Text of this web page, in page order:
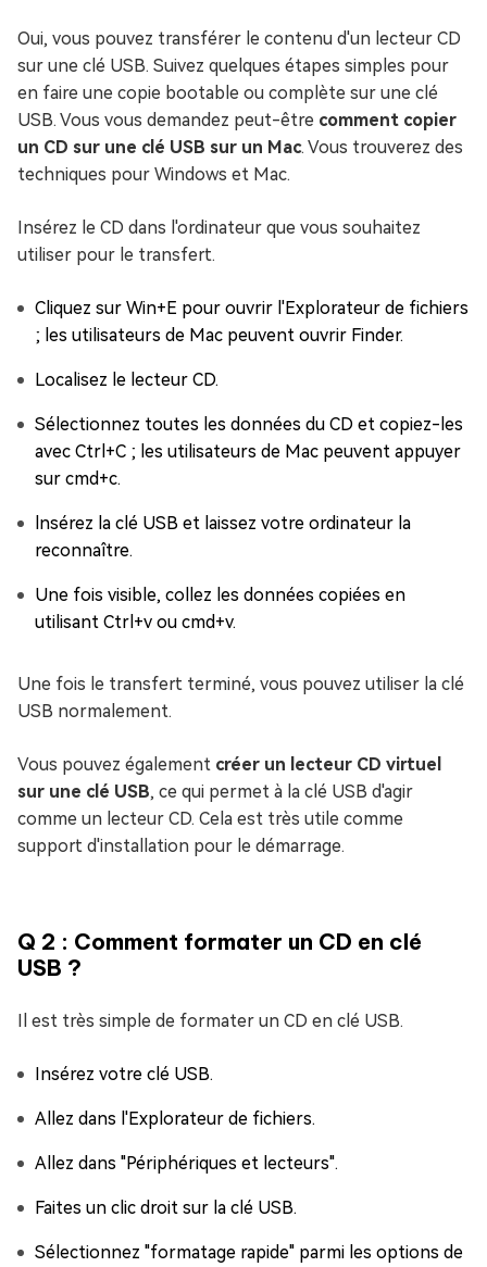
Oui, vous pouvez transférer le contenu d'un lecteur CD
sur une clé USB. Suivez quelques étapes simples pour
en faire une copie bootable ou complète sur une clé
USB. Vous vous demandez peut-être comment copier
un CD sur une clé USB sur un Mac. Vous trouverez des
techniques pour Windows et Mac.
Insérez le CD dans l'ordinateur que vous souhaitez
utiliser pour le transfert.
Cliquez sur Win+E pour ouvrir l'Explorateur de fichiers
; les utilisateurs de Mac peuvent ouvrir Finder.
Localisez le lecteur CD.
Sélectionnez toutes les données du CD et copiez-les
avec Ctrl+C ; les utilisateurs de Mac peuvent appuyer
sur cmd+c.
lnsérez la clé USB et laissez votre ordinateur la
reconnaître.
Une fois visible, collez les données copiées en
utilisant Ctrl+v ou cmd+v.
Une fois le transfert terminé, vous pouvez utiliser la clé
USB normalement.
Vous pouvez également créer un lecteur CD virtuel
sur une clé USB, ce qui permet à la clé USB d'agir
comme un lecteur CD. Cela est très utile comme
support d'installation pour le démarrage.
Q 2 : Comment formater un CD en clé
USB ?
Il est très simple de formater un CD en clé USB.
Insérez votre clé USB.
Allez dans l'Explorateur de fichiers.
Allez dans "Périphériques et lecteurs".
Faites un clic droit sur la clé USB.
Sélectionnez "formatage rapide" parmi les options de